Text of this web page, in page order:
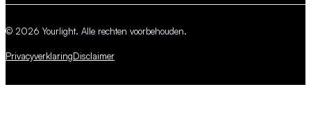
© 2026 Yourlight. Alle rechten voorbehouden.
PrivacyverklaringDisclaimer